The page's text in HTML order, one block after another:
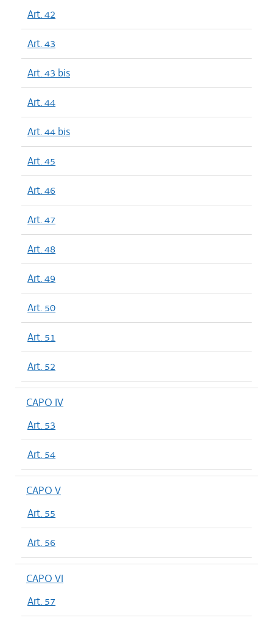
Art. 42
Art. 43
Art. 43 bis
Art. 44
Art. 44 bis
Art. 45
Art. 46
Art. 47
Art. 48
Art. 49
Art. 50
Art. 51
Art. 52
CAPO IV
Art. 53
Art. 54
CAPO V
Art. 55
Art. 56
CAPO VI
Art. 57